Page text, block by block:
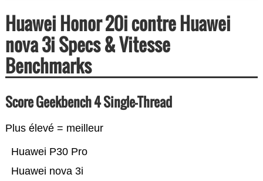
Huawei Honor 20i contre Huawei
nova 3i Specs & Vitesse
Benchmarks
Score Geekbench 4 Single-Thread
Plus élevé = meilleur
Huawei nova 3i
Huawei P30 Pro